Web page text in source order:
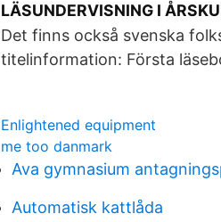
LÄSUNDERVISNING I
Det finns också svenska
titelinformation: Första
Enlightened equipment
me too danmark
Ava gymnasium
Automatisk kattlåda